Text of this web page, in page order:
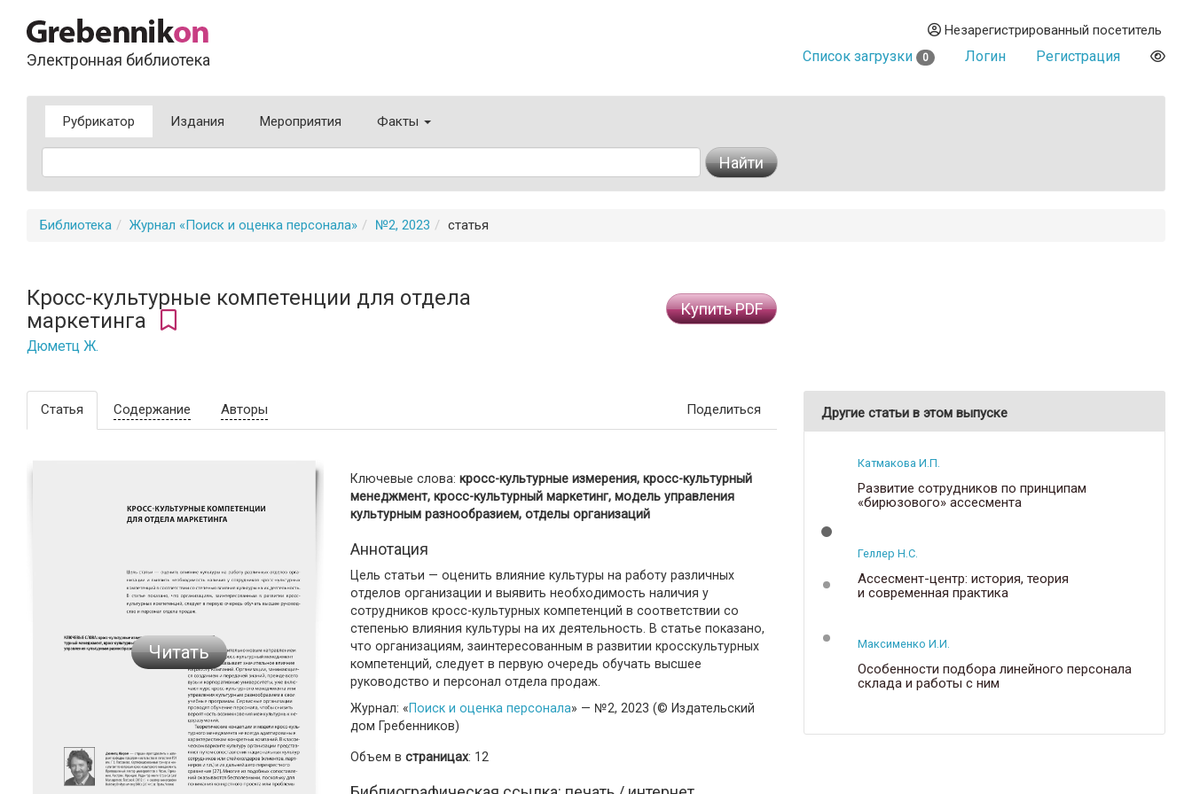
Электронная библиотека
Незарегистрированный посетитель
Список загрузки 0 Логин Регистрация
Рубрикатор Издания Мероприятия Факты
Найти
Библиотека Журнал «Поиск и оценка персонала» №2, 2023 статья
Кросс-культурные компетенции для отдела
маркетинга
Дюметц Ж.
Купить PDF
Статья Содержание Авторы Поделиться
Читать
Ключевые слова: кросс-культурные измерения, кросс-культурный
менеджмент, кросс-культурный маркетинг, модель управления
культурным разнообразием, отделы организаций
Аннотация
Цель статьи — оценить влияние культуры на работу различных
отделов организации и выявить необходимость наличия у
сотрудников кросс-культурных компетенций в соответствии со
степенью влияния культуры на их деятельность. В статье показано,
что организациям, заинтересованным в развитии кросскультурных
компетенций, следует в первую очередь обучать высшее
руководство и персонал отдела продаж.
Журнал: «Поиск и оценка персонала» — №2, 2023 (© Издательский
дом Гребенников)
Объем в страницах: 12
Другие статьи в этом выпуске
Катмакова И.П.
Развитие сотрудников по принципам
«бирюзового» ассесмента
Геллер Н.С.
Ассесмент-центр: история, теория
и современная практика
Максименко И.И.
Особенности подбора линейного персонала
склада и работы с ним